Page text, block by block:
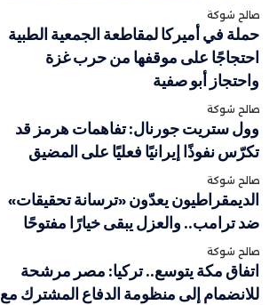
صالح شوكة
حملة في أميركا لمقاطعة الجمعية الطبية
احتجاجًا على موقفها من حرب غزة
واحتجاز أبو صفية
صالح شوكة
وول ستريت جورنال: تفاهمات هرمز قد
تكرّس نفوذًا إيرانيًا فعليًا على المضيق
صالح شوكة
الديمقراطيون يعدّون «ترسانة تحقيقات»
ضد ترامب.. والعزل يبقى خيارًا مفتوحًا
صالح شوكة
اتفاق مكة يتوسع.. تركيا: مصر مرشحة
للانضمام إلى منظومة الدفاع المشترك مع